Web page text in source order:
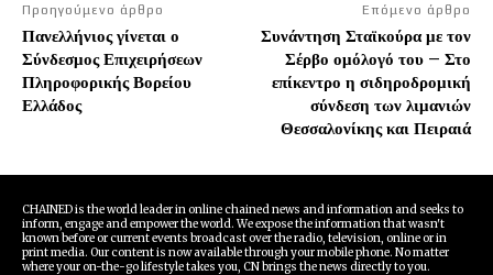
Προηγούμενο άρθρο
Πανελλήνιος γίνεται ο
Σύνδεσμος Επιχειρήσεων
Πληροφορικής Βορείου
Ελλάδος
Επόμενο άρθρο
Συνάντηση Σταϊκούρα με τον
Σέρβο ομόλογό του – Στο
επίκεντρο η σιδηροδρομική
σύνδεση των λιμανιών
Θεσσαλονίκης και Πειραιά
CHAINED is the world leader in online chained news and information and seeks to
inform, engage and empower the world. We expose the information that wasn't
known before or current events broadcast over the radio, television, online or in
print media. Our content is now available through your mobile phone. No matter
where your on-the-go lifestyle takes you, CN brings the news directly to you.